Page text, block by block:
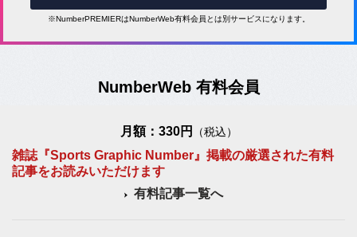
※NumberPREMIERはNumberWeb有料会員とは別サービスになります。
NumberWeb 有料会員
月額：330円 （税込）
雑誌『Sports Graphic Number』掲載の厳選された有料
記事をお読みいただけます
有料記事一覧へ